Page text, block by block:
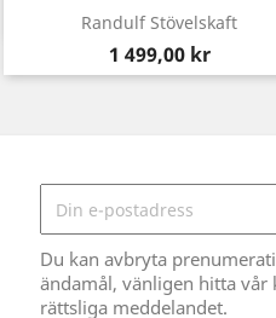
Randulf Stövelskaft
Pris
1 499,00 kr
Snabbvy
Du kan avbryta
ändamål, vänligen hitta
rättsliga meddelandet.